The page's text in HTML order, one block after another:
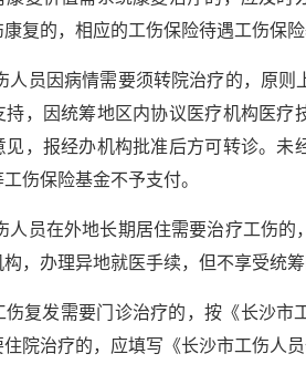
复的，相应的工伤保险待遇工伤保险
人员因病情需要须转院治疗的，原
持，因统筹地区内协议医疗机构医
见，报经办机构批准后方可转诊。未
伤保险基金不予支付。
人员在外地长期居住需要治疗工伤
，办理异地就医手续，但不享受统
伤复发需要门诊治疗的，按《长沙
院治疗的，应填写《长沙市工伤人